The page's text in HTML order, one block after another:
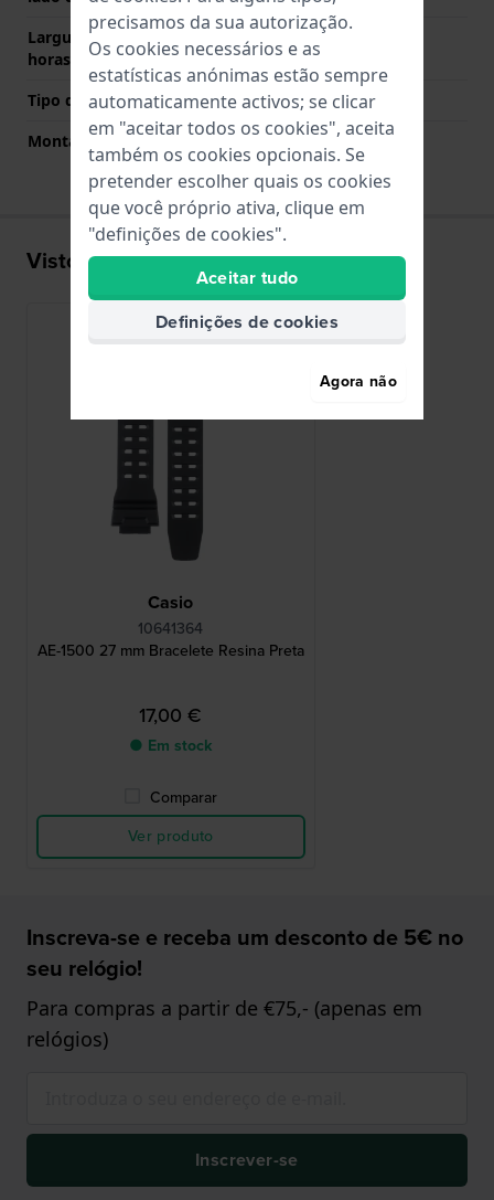
Largura de banda lado 6
horas (mm)
135 mm
Tipo de montagem
Pinos de pressão
Montagem Reta
Não
Visto recentemente
Casio
10641364
AE-1500 27 mm Bracelete Resina Preta
17,00 €
● Em stock
Comparar
Ver produto
Inscreva-se e receba um desconto de 5€ no
seu relógio!
Para compras a partir de €75,- (apenas em
relógios)
Inscrever-se
precisamos da sua autorização.
Os cookies necessários e as
estatísticas anónimas estão sempre
automaticamente activos; se clicar
em "aceitar todos os cookies", aceita
também os cookies opcionais. Se
pretender escolher quais os cookies
que você próprio ativa, clique em
"definições de cookies".
Aceitar tudo
Definições de cookies
Agora não